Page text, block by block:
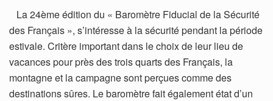
La 24ème édition du « Baromètre Fiducial de la Sécurité
des Français », s’intéresse à la sécurité pendant la période
estivale. Critère important dans le choix de leur lieu de
vacances pour près des trois quarts des Français, la
montagne et la campagne sont perçues comme des
destinations sûres. Le baromètre fait également état d’un